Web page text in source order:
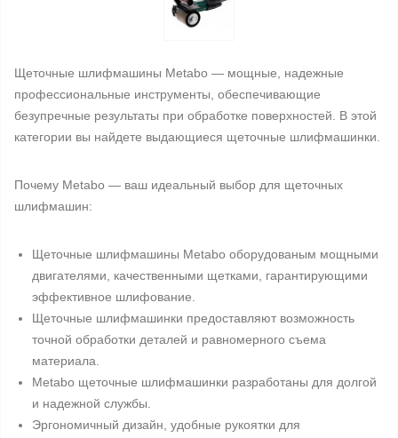
Щеточные шлифмашины Metabo — мощные, надежные
профессиональные инструменты, обеспечивающие
безупречные результаты при обработке поверхностей. В этой
категории вы найдете выдающиеся щеточные шлифмашинки.
Почему Metabo — ваш идеальный выбор для щеточных
шлифмашин:
Щеточные шлифмашины Metabo оборудованым мощными
двигателями, качественными щетками, гарантирующими
эффективное шлифование.
Щеточные шлифмашинки предоставляют возможность
точной обработки деталей и равномерного съема
материала.
Metabo щеточные шлифмашинки разработаны для долгой
и надежной службы.
Эргономичный дизайн, удобные рукоятки для